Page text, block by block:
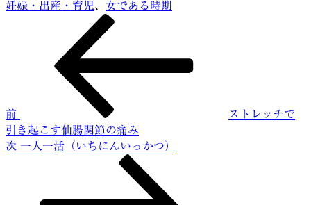
妊娠・出産・育児、 女である時期
ゲ
ー
前
ストレッチで
引き起こす仙腸関節の痛み
次
次 一人一活（いちにんいっかつ）